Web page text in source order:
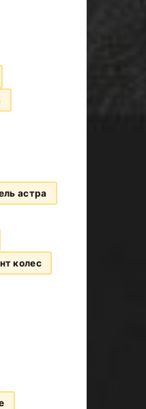
астра
колес